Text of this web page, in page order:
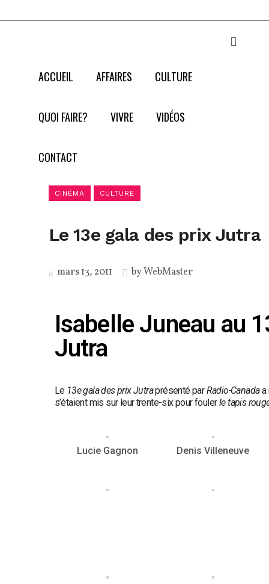
ACCUEIL AFFAIRES CULTURE
QUOI FAIRE? VIVRE VIDÉOS
CONTACT
CINÉMA CULTURE
Le 13e gala des prix Jutra
mars 13, 2011 byWebMaster
Isabelle Juneau au
Jutra
Le 13e gala des prix Jutraprésenté parRadio-Canadaa
s’étaient mis sur leur trente-six pour foulerle tapis
Lucie Gagnon Denis Villeneuve